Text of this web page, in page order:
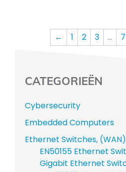
← 1 2 3 … 7
CATEGORIEËN
Cybersecurity
Embedded Computers
Ethernet Switches,
EN50155 Ethernet
Gigabit Ethernet